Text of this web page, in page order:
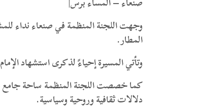
وجهت اللجنة المنظمة في صنعاء نداء
المطار.
وتأتي المسيرة إحياءً لذكرى استشهاد
كما خصصت اللجنة المنظمة ساحة جامع
دلالات ثقافية وروحية وسياسية.